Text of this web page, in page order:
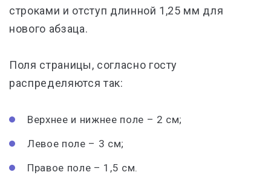
строками и отступ длинной 1,25 мм для
нового абзаца.
Поля страницы, согласно госту
распределяются так:
Верхнее и нижнее поле – 2 см;
Левое поле – 3 см;
Правое поле – 1,5 см.